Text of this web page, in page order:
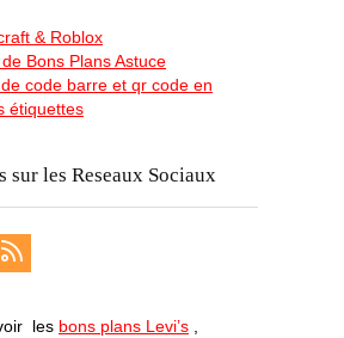
& Roblox
Bons Plans Astuce
code barre et qr code en
étiquettes
sur les Reseaux Sociaux
les bons plans Levi’s